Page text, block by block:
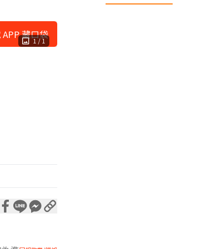
1/1
APP 藏口袋